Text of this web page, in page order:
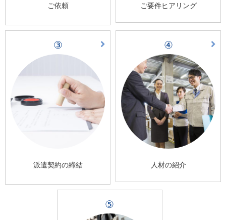
ご依頼 ご要件ヒアリング
③
派遣契約の締結
④
人材の紹介
⑤